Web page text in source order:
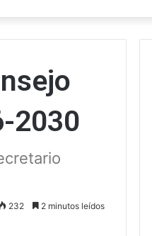
2030
232 2 minutos leídos